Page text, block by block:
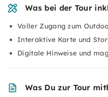
Was bei der Tour
Voller Zugang zum
Interaktive Karte und
Digitale Hinweise und
Was Du zur Tour